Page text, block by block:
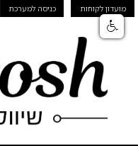
מועדון לקוחות כניסה למערכת